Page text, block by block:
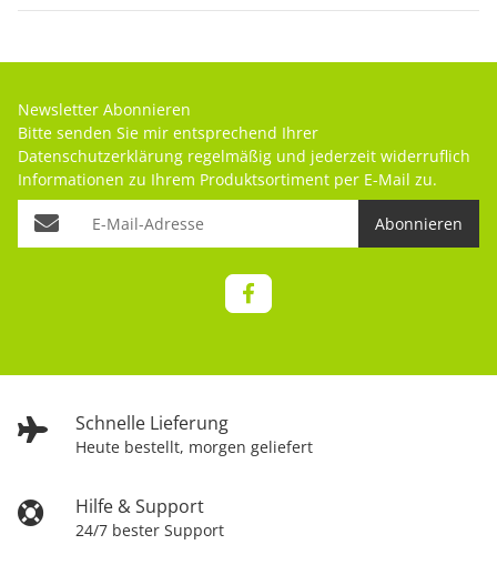
Schnelle Lieferung
Heute bestellt, morgen geliefert
Hilfe & Support
24/7 bester Support
Newsletter Abonnieren
Bitte senden Sie mir entsprechend Ihrer
Datenschutzerklärung regelmäßig und jederzeit widerruflich
Informationen zu Ihrem Produktsortiment per E-Mail zu.
Abonnieren